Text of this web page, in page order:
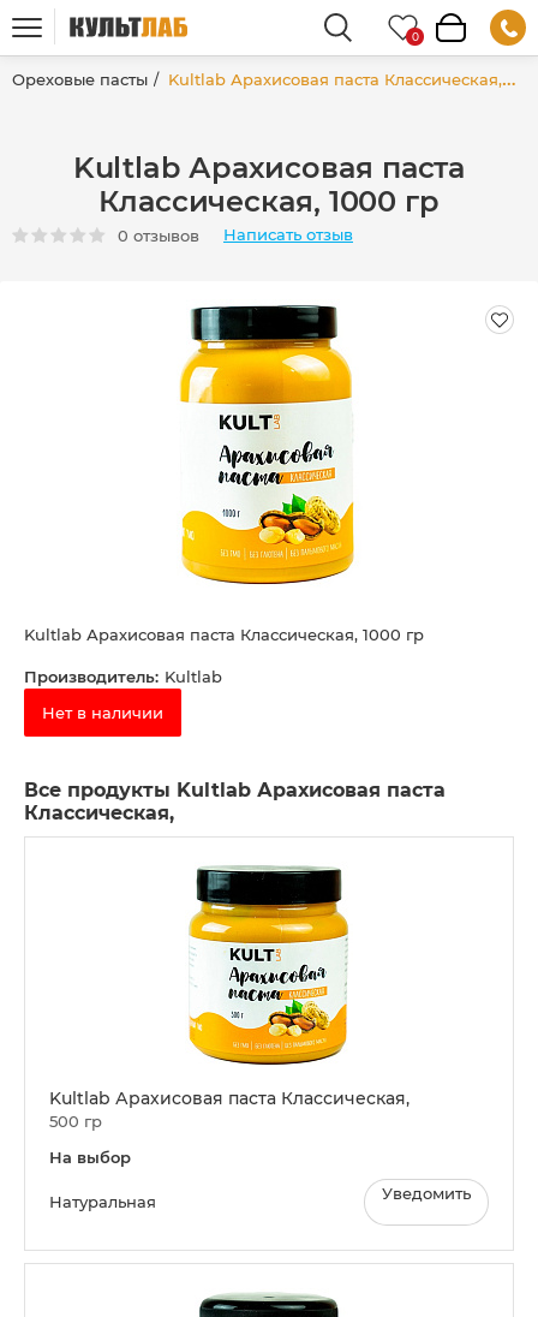
Ореховые пасты Kultlab Арахисовая паста Классическая, 1000 гр
Kultlab Арахисовая паста
Классическая, 1000 гр
0 отзывов Написать отзыв
Kultlab Арахисовая паста Классическая, 1000 гр
Производитель: Kultlab
Нет в наличии
Все продукты Kultlab Арахисовая паста
Классическая,
Kultlab Арахисовая паста Классическая,
500 гр
На выбор
Натуральная Уведомить